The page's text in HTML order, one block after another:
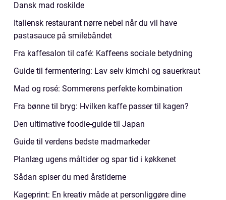
Dansk mad roskilde
Italiensk restaurant nørre nebel når du vil have
pastasauce på smilebåndet
Fra kaffesalon til café: Kaffeens sociale betydning
Guide til fermentering: Lav selv kimchi og sauerkraut
Mad og rosé: Sommerens perfekte kombination
Fra bønne til bryg: Hvilken kaffe passer til kagen?
Den ultimative foodie-guide til Japan
Guide til verdens bedste madmarkeder
Planlæg ugens måltider og spar tid i køkkenet
Sådan spiser du med årstiderne
Kageprint: En kreativ måde at personliggøre dine